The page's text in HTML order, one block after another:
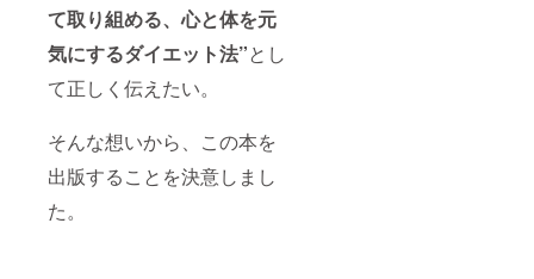
て取り組める、心と体を元
気にするダイエット法”とし
て正しく伝えたい。
そんな想いから、この本を
出版することを決意しまし
た。